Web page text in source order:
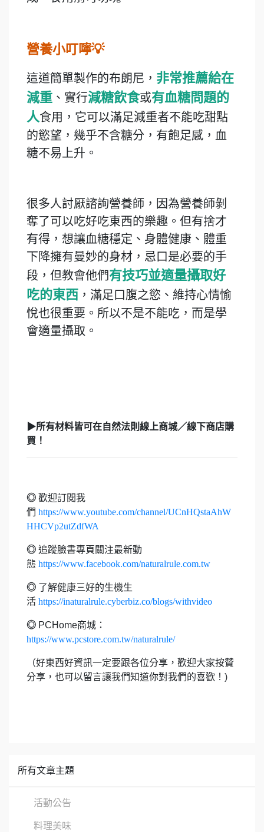
營養小叮嚀💡
這道簡單製作的布朗尼， 非常推薦給在
減重 、實行減糖飲食或有血糖問題的
人食用，它可以滿足減重者不能吃甜點
的慾望，幾乎不含糖分，有飽足感，血
糖不易上升。
很多人討厭諮詢營養師，因為營養師剝
奪了可以吃好吃東西的樂趣。但有捨才
有得，想讓血糖穩定、身體健康、體重
下降擁有曼妙的身材，忌口是必要的手
段，但教會他們有技巧並適量攝取好
吃的東西 ，滿足口腹之慾、維持心情愉
悅也很重要。所以不是不能吃，而是學
會適量攝取。
▶︎所有材料皆可在自然法則線上商城／線下商店購
買！
◎ 歡迎訂閱我
們 https://www.youtube.com/channel/UCnHQstaAhW
HHCVp2utZdfWA
◎ 追蹤臉書專頁關注最新動
態 https://www.facebook.com/naturalrule.com.tw
◎ 了解健康三好的生機生
活 https://inaturalrule.cyberbiz.co/blogs/withvideo
◎ PCHome商城：
https://www.pcstore.com.tw/naturalrule/
（好東西好資訊一定要跟各位分享，歡迎大家按贊
分享，也可以留言讓我們知道你對我們的喜歡！)
所有文章主題
活動公告
料理美味